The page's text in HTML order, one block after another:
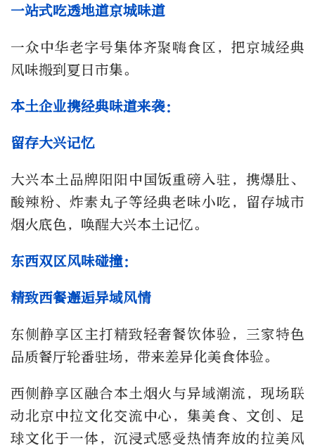
一站式吃透地道京城味道
一众中华老字号集体齐聚嗨食区，把京城经典
风味搬到夏日市集。
本土企业携经典味道来袭：
留存大兴记忆
大兴本土品牌阳阳中国饭重磅入驻，携爆肚、
酸辣粉、炸素丸子等经典老味小吃，留存城市
烟火底色，唤醒大兴本土记忆。
东西双区风味碰撞：
精致西餐邂逅异域风情
东侧静享区主打精致轻奢餐饮体验，三家特色
品质餐厅轮番驻场，带来差异化美食体验。
西侧静享区融合本土烟火与异域潮流，现场联
动北京中拉文化交流中心，集美食、文创、足
球文化于一体，沉浸式感受热情奔放的拉美风